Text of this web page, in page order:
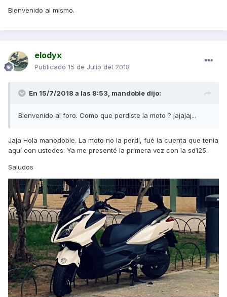
Bienvenido al mismo.
elodyx
Publicado 15 de Julio del 2018
En 15/7/2018 a las 8:53, mandoble dijo:
Bienvenido al foro. Como que perdiste la moto ? jajajaj...
Jaja Hola manodoble. La moto no la perdí, fué la cuenta que tenia
aquí con ustedes. Ya me presenté la primera vez con la sd125.
Saludos